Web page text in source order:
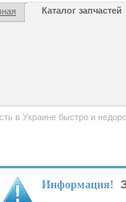
Каталог запчастей
в Украине быстро и
Информация!